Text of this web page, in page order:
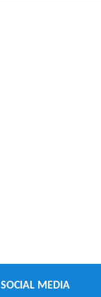
SOCIAL MEDIA